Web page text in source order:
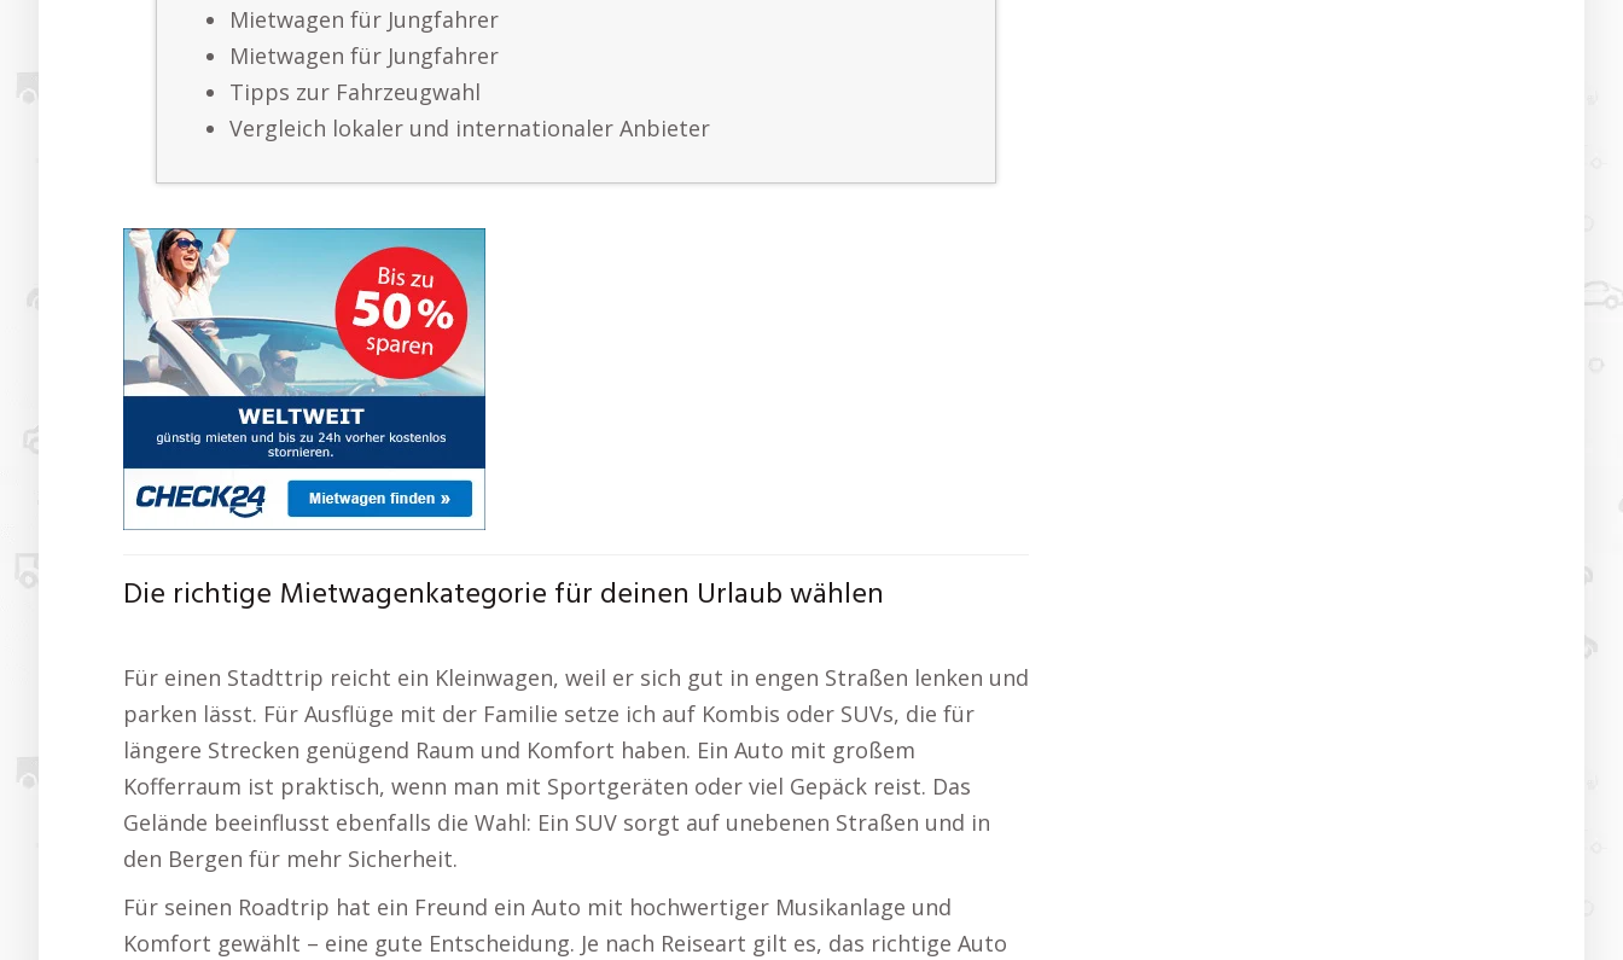
Mietwagen für Jungfahrer
Mietwagen für Jungfahrer
Tipps zur Fahrzeugwahl
Vergleich lokaler und internationaler Anbieter
Die richtige Mietwagenkategorie für deinen Urlaub wählen
Für einen Stadttrip reicht ein Kleinwagen, weil er sich gut in engen Straßen lenken und
parken lässt. Für Ausflüge mit der Familie setze ich auf Kombis oder SUVs, die für
längere Strecken genügend Raum und Komfort haben. Ein Auto mit großem
Kofferraum ist praktisch, wenn man mit Sportgeräten oder viel Gepäck reist. Das
Gelände beeinflusst ebenfalls die Wahl: Ein SUV sorgt auf unebenen Straßen und in
den Bergen für mehr Sicherheit.
Für seinen Roadtrip hat ein Freund ein Auto mit hochwertiger Musikanlage und
Komfort gewählt – eine gute Entscheidung. Je nach Reiseart gilt es, das richtige Auto